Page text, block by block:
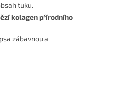
tuku.
kolagen přírodního
zábavnou a